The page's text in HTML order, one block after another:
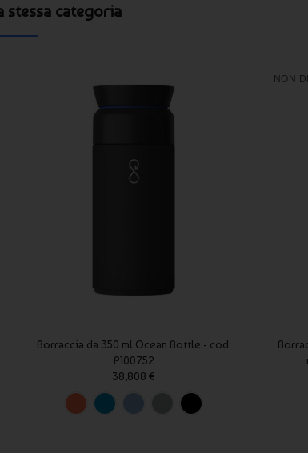
categoria
Borraccia da 350 ml Ocean Bottle - cod.
P100752
38,808 €
NON